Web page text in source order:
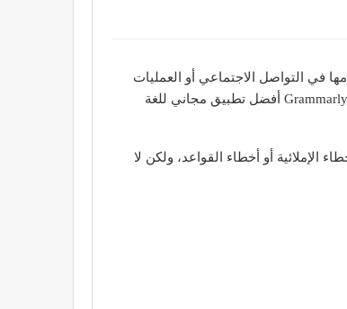
في التواصل الاجتماعي أو العمليات
التُجارية أو خلال استعانتك بمُحرّك البحث غوغل أو اليوتيوب أو غيرها من المصادر، لذلك لابد أن نتطرق في هذا المقال للحديث عن تطبيق Grammarly أفضل تطبيق مجاني للغة
الإملائية أو أخطاء القواعد، ولكن لا